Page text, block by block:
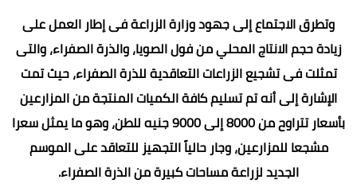
وتطرق الاجتماع إلى جهود وزارة الزراعة فى إطار العمل على
زيادة حجم الانتاج المحلي من فول الصويا، والذرة الصفراء، والتى
تمثلت فى تشجيع الزراعات التعاقدية للذرة الصفراء، حيث تمت
الإشارة إلى أنه تم تسليم كافة الكميات المنتجة من المزارعين
بأسعار تتراوح من 8000 إلى 9000 جنيه للطن، وهو ما يمثل سعرا
مشجعا للمزارعين، وجار حالياً التجهيز للتعاقد على الموسم
الجديد لزراعة مساحات كبيرة من الذرة الصفراء.